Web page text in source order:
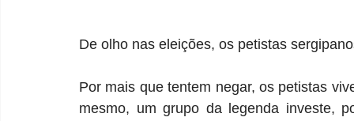
De olho nas eleições, os petistas
Por mais que tentem negar, os petistas
mesmo, um grupo da legenda investe,